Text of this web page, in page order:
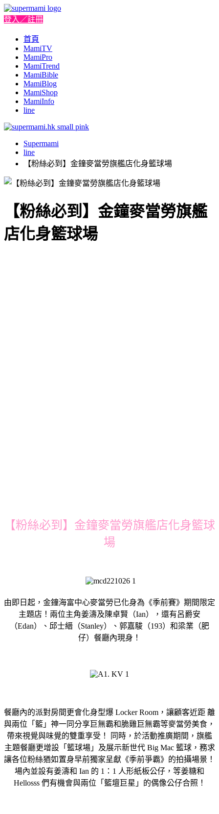
登入／註冊
首頁
MamiTV
MamiPro
MamiTrend
MamiBible
MamiBlog
MamiShop
MamiInfo
line
Supermami
line
【粉絲必到】金鐘麥當勞旗艦店化身籃球場
【粉絲必到】金鐘麥當勞旗艦
店化身籃球場
【粉絲必到】金鐘麥當勞旗艦店化身籃球
場
由即日起，金鐘海富中心麥當勞已化身為《季前賽》期間限定
主題店！兩位主角姜濤及陳卓賢（Ian），還有呂爵安
（Edan）、邱士縉（Stanley）、郭嘉駿（193）和梁業（肥
仔）餐廳內現身！
餐廳內的派對房間更會化身型爆 Locker Room，讓顧客近距 離
與兩位「籃」神一同分享巨無霸和脆雞巨無霸等麥當勞美食，
帶來視覺與味覺的雙重享受！ 同時，於活動推廣期間，旗艦
主題餐廳更增設「籃球場」及展示新世代 Big Mac 籃球，務求
讓各位粉絲猶如置身早前獨家呈獻《季前爭霸》的拍攝場景！
場內並設有姜濤和 Ian 的 1：1 人形紙板公仔，等姜糖和
Hellosss 們有機會與兩位「籃壇巨星」的偶像公仔合照！